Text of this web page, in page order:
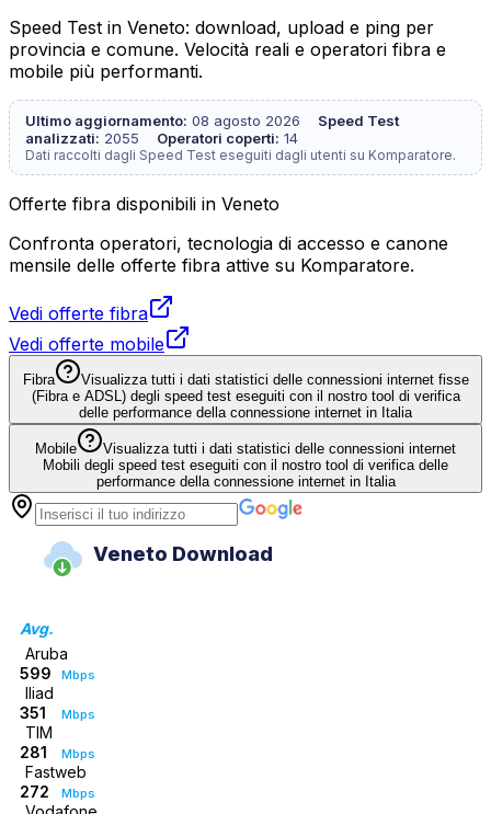
Speed Test in Veneto: download, upload e ping per
provincia e comune. Velocità reali e operatori fibra e
mobile più performanti.
Ultimo aggiornamento: 08 agosto 2026
Speed Test
analizzati: 2055 Operatori coperti: 14
Dati raccolti dagli Speed Test eseguiti dagli utenti su Komparatore.
Offerte fibra disponibili in Veneto
Confronta operatori, tecnologia di accesso e canone
mensile delle offerte fibra attive su Komparatore.
Vedi offerte fibra
Vedi offerte mobile
Fibra
Visualizza tutti i dati statistici delle connessioni internet fisse
(Fibra e ADSL) degli speed test eseguiti con il nostro tool di verifica
delle performance della connessione internet in Italia
Mobile
Visualizza tutti i dati statistici delle connessioni internet
Mobili degli speed test eseguiti con il nostro tool di verifica delle
performance della connessione internet in Italia
Veneto Download
Avg.
Aruba
599
Mbps
Iliad
351
Mbps
TIM
281
Mbps
Fastweb
272
Mbps